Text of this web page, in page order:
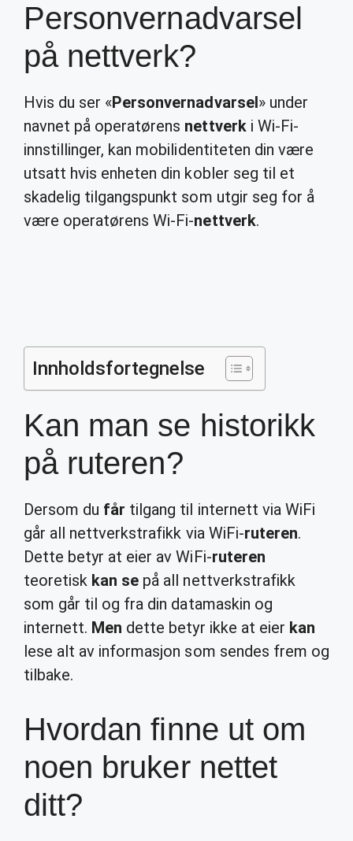
Personvernadvarsel
på nettverk?
Hvis du ser «Personvernadvarsel» under
navnet på operatørens nettverki Wi-Fi-
innstillinger, kan mobilidentiteten din være
utsatt hvis enheten din kobler seg til et
skadelig tilgangspunkt som utgir seg for å
være operatørens Wi-Fi-nettverk.
Innholdsfortegnelse
Kan man se historikk
på ruteren?
Dersom du får tilgang til internett via WiFi
går all nettverkstrafikk via WiFi-ruteren.
Dette betyr at eier av WiFi-ruteren
teoretisk kan se på all nettverkstrafikk
som går til og fra din datamaskin og
internett. Men dette betyr ikke at eier kan
lese alt av informasjon som sendes frem og
tilbake.
Hvordan finne ut om
noen bruker nettet
ditt?